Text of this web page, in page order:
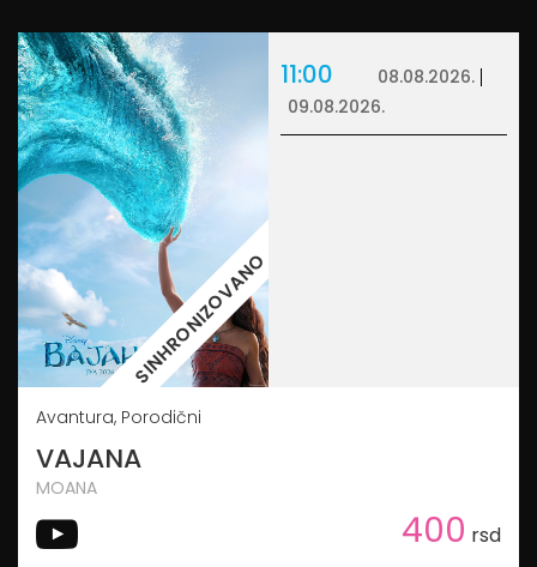
11:00
08.08.2026.
09.08.2026.
SINHRONIZOVANO
Avantura, Porodični
VAJANA
MOANA
400 rsd